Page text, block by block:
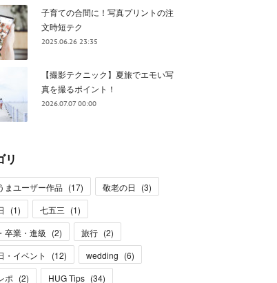
子育ての合間に！写真プリントの注
文時短テク
2025.06.26 23:35
【撮影テクニック】夏旅でエモい写
真を撮るポイント！
2026.07.07 00:00
リ
まユーザー作品 (17) 敬老の日 (3)
(1) 七五三 (1)
卒業・進級 (2) 旅行 (2)
・イベント
(12) wedding (6)
ポ (2) HUG Tips (34)